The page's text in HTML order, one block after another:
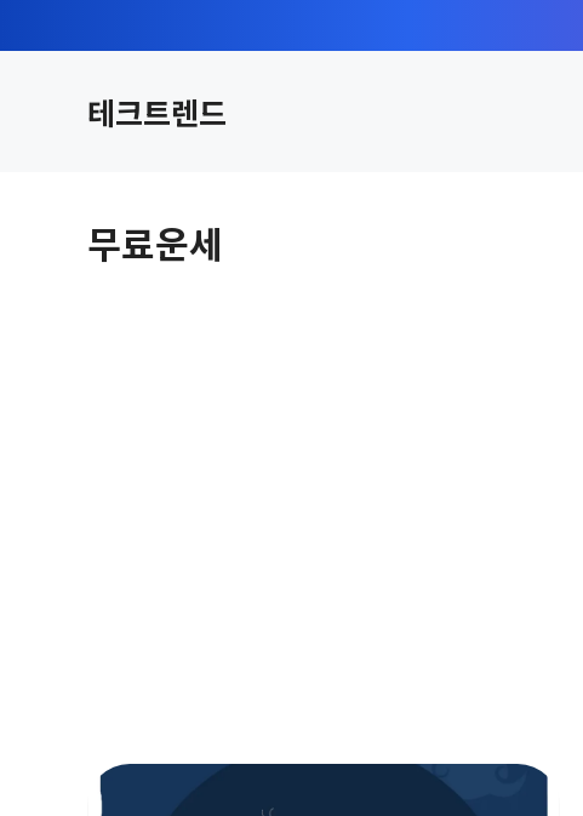
텐
테크트렌드
무료운세